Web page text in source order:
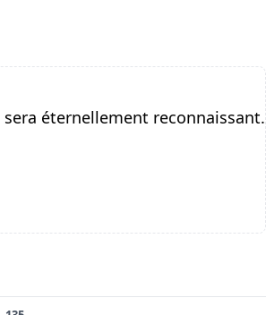
sera éternellement reconnaissant.